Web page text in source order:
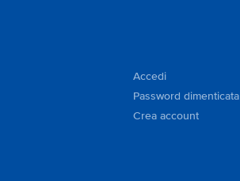
Accedi
Password dimenticata
Crea account